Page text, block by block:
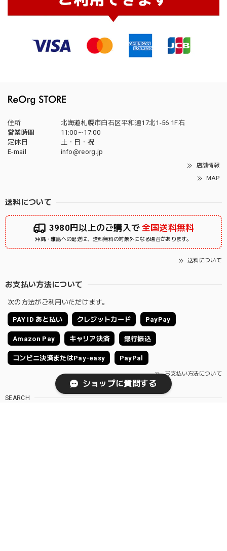
住所
北海道札幌市白石区平和通17北1-56 1F右
営業時間
11:00～17:00
定休日
土・日・祝
E-mail
info@reorg.jp
店舗情報
MAP
送料について
3980円以上のご購入で 全国送料無料
沖縄・離島への配送は、送料無料の対象外になる場合があります。
送料について
お支払い方法について
次の方法がご利用いただけます。
PAY ID あと払い クレジットカード PayPay
Amazon Pay キャリア決済 銀行振込
コンビニ決済またはPay-easy PayPal
お支払い方法について
SEARCH
ショップに質問する